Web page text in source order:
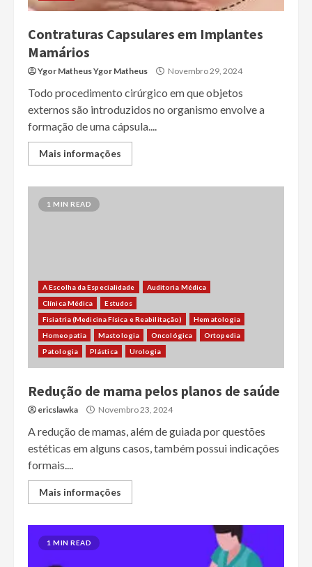
Contraturas Capsulares em Implantes
Mamários
Ygor Matheus Ygor Matheus Novembro 29, 2024
Todo procedimento cirúrgico em que objetos
externos são introduzidos no organismo envolve a
formação de uma cápsula....
Mais informações
1 MIN READ
A Escolha da Especialidade
Auditoria Médica
Clínica Médica
Estudos
Fisiatria (Medicina Física e Reabilitação)
Hematologia
Homeopatia
Mastologia Oncológica
Ortopedia
Patologia
Plástica Urologia
Redução de mama pelos planos de saúde
ericslawka Novembro 23, 2024
A redução de mamas, além de guiada por questões
estéticas em alguns casos, também possui indicações
formais....
Mais informações
1 MIN READ